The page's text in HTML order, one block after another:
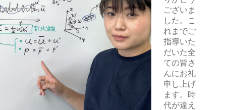
ございま
した。こ
れまでご
指導いた
だいた全
ての皆さ
んにお礼
申し上げ
ます。時
代が違え